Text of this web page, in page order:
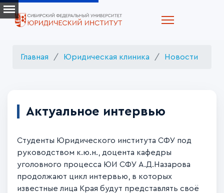
Главная Юридическая клиника Новости
Актуальное интервью
Студенты Юридического института СФУ под
руководством к.ю.н., доцента кафедры
уголовного процесса ЮИ СФУ А.Д.Назарова
продолжают цикл интервью, в которых
известные лица Края будут представлять своё